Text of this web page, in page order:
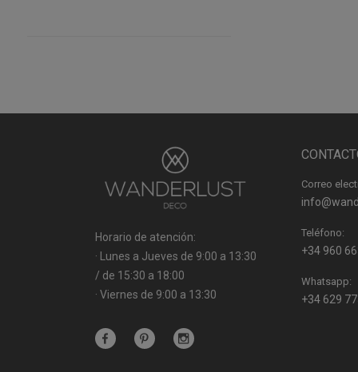
Horario de atención:
· Lunes a Jueves de 9:00 a 13:30
/ de 15:30 a 18:00
· Viernes de 9:00 a 13:30
Correo
Teléfono:
+34 960
Whatsapp:
+34 629